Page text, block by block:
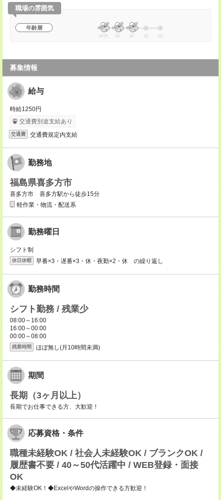
職場の雰囲気
年齢層
20代 30 40 50 60
募集情報
給与
時給1250円
交通費別途支給あり
交通費 交通費規定内支給
勤務地
福島県喜多方市
喜多方市 喜多方駅から徒歩15分
軽作業・物流・配送系
勤務曜日
シフト制
休日休暇 早番×3・遅番×3・休・夜勤×2・休 の繰り返し
勤務時間
シフト勤務 / 残業少
08:00～16:00
16:00～00:00
00:00～08:00
残業時間 ほぼ無し(月10時間未満)
期間
長期（3ヶ月以上）
長期でお仕事できる方、大歓迎！
応募資格・条件
職種未経験OK / 社会人未経験OK / ブランクOK /
履歴書不要 / 40～50代活躍中 / WEB登録・面接
OK
◆未経験OK！◆ExcelやWordの操作できる方歓迎！